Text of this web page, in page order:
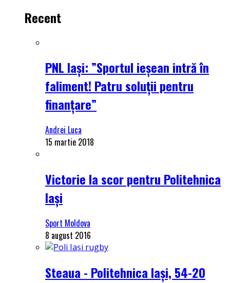
Recent
PNL Iași: ”Sportul ieșean intră în
faliment! Patru soluții pentru
finanțare”
Andrei Luca
15 martie 2018
Victorie la scor pentru Politehnica
Iași
Sport Moldova
8 august 2016
Steaua - Politehnica Iași, 54-20